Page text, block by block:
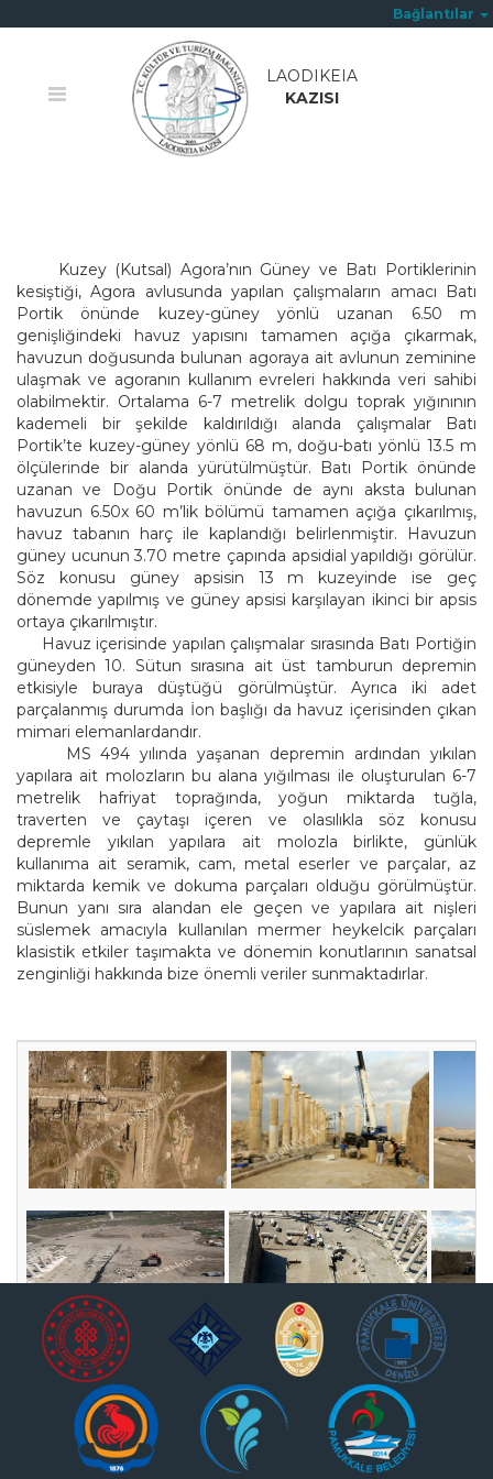
Bağlantılar
LAODIKEIA
KAZISI
Kuzey (Kutsal) Agora’nın Güney ve Batı Portiklerinin
kesiştiği, Agora avlusunda yapılan çalışmaların amacı Batı
Portik önünde kuzey-güney yönlü uzanan 6.50 m
genişliğindeki havuz yapısını tamamen açığa çıkarmak,
havuzun doğusunda bulunan agoraya ait avlunun zeminine
ulaşmak ve agoranın kullanım evreleri hakkında veri sahibi
olabilmektir. Ortalama 6-7 metrelik dolgu toprak yığınının
kademeli bir şekilde kaldırıldığı alanda çalışmalar Batı
Portik’te kuzey-güney yönlü 68 m, doğu-batı yönlü 13.5 m
ölçülerinde bir alanda yürütülmüştür. Batı Portik önünde
uzanan ve Doğu Portik önünde de aynı aksta bulunan
havuzun 6.50x 60 m’lik bölümü tamamen açığa çıkarılmış,
havuz tabanın harç ile kaplandığı belirlenmiştir. Havuzun
güney ucunun 3.70 metre çapında apsidial yapıldığı görülür.
Söz konusu güney apsisin 13 m kuzeyinde ise geç
dönemde yapılmış ve güney apsisi karşılayan ikinci bir apsis
ortaya çıkarılmıştır.
Havuz içerisinde yapılan çalışmalar sırasında Batı Portiğin
güneyden 10. Sütun sırasına ait üst tamburun depremin
etkisiyle buraya düştüğü görülmüştür. Ayrıca iki adet
parçalanmış durumda İon başlığı da havuz içerisinden çıkan
mimari elemanlardandır.
MS 494 yılında yaşanan depremin ardından yıkılan
yapılara ait molozların bu alana yığılması ile oluşturulan 6-7
metrelik hafriyat toprağında, yoğun miktarda tuğla,
traverten ve çaytaşı içeren ve olasılıkla söz konusu
depremle yıkılan yapılara ait molozla birlikte, günlük
kullanıma ait seramik, cam, metal eserler ve parçalar, az
miktarda kemik ve dokuma parçaları olduğu görülmüştür.
Bunun yanı sıra alandan ele geçen ve yapılara ait nişleri
süslemek amacıyla kullanılan mermer heykelcik parçaları
klasistik etkiler taşımakta ve dönemin konutlarının sanatsal
zenginliği hakkında bize önemli veriler sunmaktadırlar.